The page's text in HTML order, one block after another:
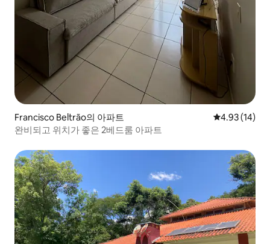
Francisco Beltrão의 아파트 평점 4.93점
4.93 (14)
완비되고 위치가 좋은 2베드룸 아파트